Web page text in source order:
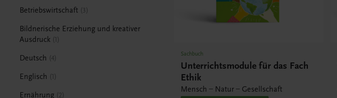
Betriebswirtschaft 3
Bildnerische Erziehung und kreativer
Ausdruck 1
Deutsch 4
Englisch 1
Ernährung 2
Sachbuch
Unterrichtsmodule für das Fach
Ethik
Mensch – Natur – Gesellschaft